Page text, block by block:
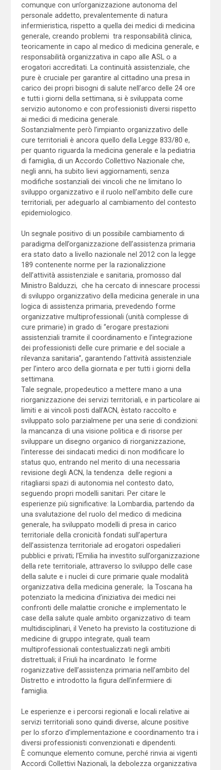
comunque con un’organizzazione autonoma del
personale addetto, prevalentemente di natura
infermieristica, rispetto a quella dei medici di medicina
generale, creando problemi tra responsabilità clinica,
teoricamente in capo al medico di medicina generale, e
responsabilità organizzativa in capo alle ASL o a
erogatori accreditati. La continuità assistenziale, che
pure è cruciale per garantire al cittadino una presa in
carico dei propri bisogni di salute nell’arco delle 24 ore
e tutti i giorni della settimana, si è sviluppata come
servizio autonomo e con professionisti diversi rispetto
ai medici di medicina generale.
Sostanzialmente però l’impianto organizzativo delle
cure territoriali è ancora quello della Legge 833/80 e,
per quanto riguarda la medicina generale e la pediatria
di famiglia, di un Accordo Collettivo Nazionale che,
negli anni, ha subito lievi aggiornamenti, senza
modifiche sostanziali dei vincoli che ne limitano lo
sviluppo organizzativo e il ruolo nell’ambito delle cure
territoriali, per adeguarlo al cambiamento del contesto
epidemiologico.
Un segnale positivo di un possibile cambiamento di
paradigma dell’organizzazione dell’assistenza primaria
era stato dato a livello nazionale nel 2012 con la legge
189 contenente norme per la razionalizzione
dell’attività assistenziale e sanitaria, promosso dal
Ministro Balduzzi, che ha cercato di innescare processi
di sviluppo organizzativo della medicina generale in una
logica di assistenza primaria, prevedendo forme
organizzative multiprofessionali (unità complesse di
cure primarie) in grado di “erogare prestazioni
assistenziali tramite il coordinamento e l’integrazione
dei professionisti delle cure primarie e del sociale a
rilevanza sanitaria”, garantendo l’attività assistenziale
per l’intero arco della giornata e per tutti i giorni della
settimana.
Tale segnale, propedeutico a mettere mano a una
riorganizzazione dei servizi territoriali, e in particolare ai
limiti e ai vincoli posti dall’ACN, èstato raccolto e
sviluppato solo parzialmene per una serie di condizioni:
la mancanza di una visione politica e di risorse per
sviluppare un disegno organico di riorganizzazione,
l’interesse dei sindacati medici di non modificare lo
status quo, entrando nel merito di una necessaria
revisione degli ACN, la tendenza delle regioni a
ritagliarsi spazi di autonomia nel contesto dato,
seguendo propri modelli sanitari. Per citare le
esperienze più significative: la Lombardia, partendo da
una svalutazione del ruolo del medico di medicina
generale, ha sviluppato modelli di presa in carico
territoriale della cronicità fondati sull’apertura
dell’assistenza territoriale ad erogatori ospedalieri
pubblici e privati; l’Emilia ha investito sull’organizzazione
della rete territoriale, attraverso lo sviluppo delle case
della salute e i nuclei di cure primarie quale modalità
organizzativa della medicina generale; la Toscana ha
potenziato la medicina d’iniziativa dei medici nei
confronti delle malattie croniche e implementato le
case della salute quale ambito organizzativo di team
multidisciplinari, il Veneto ha previsto la costituzione di
medicine di gruppo integrate, quali team
multiprofessionali contestualizzati negli ambiti
distrettuali; il Friuli ha incardinato le forme
roganizzative dell’assistenza primaria nell’ambito del
Distretto e introdotto la figura dell’infermiere di
famiglia.
Le esperienze e i percorsi regionali e locali relative ai
servizi territoriali sono quindi diverse, alcune positive
per lo sforzo d’implementazione e coordinamento tra i
diversi professionisti convenzionati e dipendenti.
È comunque elemento comune, perché rinvia ai vigenti
Accordi Collettivi Nazionali, la debolezza organizzativa